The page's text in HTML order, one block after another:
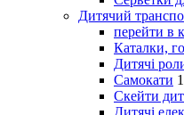
Дитячий
перейти в
Каталки,
Дитячі
Самокати
Скейти
Дитячі